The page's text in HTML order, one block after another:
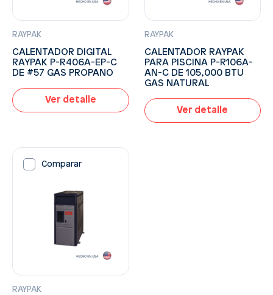
RAYPAK
CALENTADOR DIGITAL
RAYPAK P-R406A-EP-C
DE #57 GAS PROPANO
Ver detalle
RAYPAK
CALENTADOR RAYPAK
PARA PISCINA P-R106A-
AN-C DE 105,000 BTU
GAS NATURAL
Ver detalle
Comparar
RAYPAK